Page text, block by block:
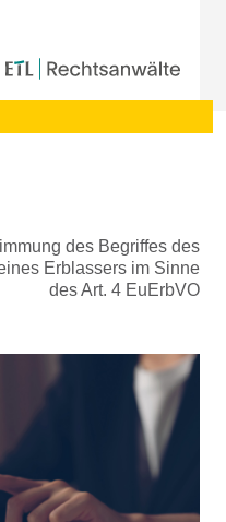
des Begriffes des
Erblassers im Sinne
des Art. 4 EuErbVO